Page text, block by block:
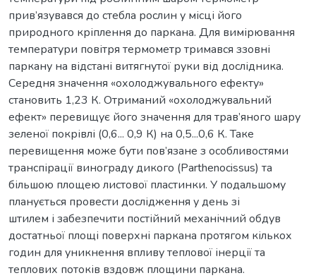
прив’язувався до стебла рослин у місці його
природного кріплення до паркана. Для вимірювання
температури повітря термометр тримався ззовні
паркану на відстані витягнутої руки від дослідника.
Середня значення «охолоджувального ефекту»
становить 1,23 К. Отриманий «охолоджувальний
ефект» перевищує його значення для трав’яного шару
зеленої покрівлі (0,6... 0,9 К) на 0,5...0,6 К. Таке
перевищення може бути пов’язане з особливостями
транспірації винограду дикого (Parthenocissus) та
більшою площею листової пластинки. У подальшому
планується провести дослідження у день зі
штилем і забезпечити постійний механічний обдув
достатньої площі поверхні паркана протягом кількох
годин для уникнення впливу теплової інерції та
теплових потоків вздовж площини паркана.